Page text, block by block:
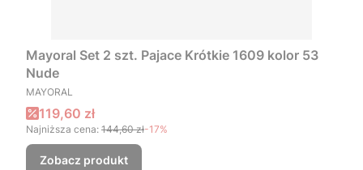
Mayoral Set 2 szt. Pajace Krótkie 1609 kolor 53
Nude
PRODUCENT
MAYORAL
Cena promocyjna
119,60 zł
Najniższa cena: 144,60 zł-17%
Zobacz produkt